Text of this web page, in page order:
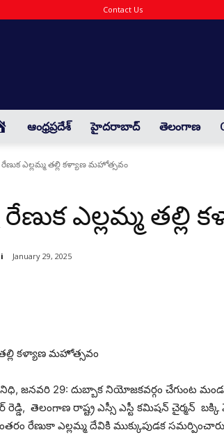
Contact Us
HOMEఆంధ్రప్రదేశ్ హైదరాబాద్ తెలంగాణ
ఎల్లమ్మ తల్లి కళ్యాణ మహోత్సవం
రేణుక ఎల్లమ్మ
January 29, 2025
తల్లి కళ్యాణ మహోత్సవం
జనవరి 29: దుబ్బాక నియోజకవర్గం చేగుంట
రెడ్డి, తెలంగాణ రాష్ట్ర ఎస్సీ ఎస్టీ కమిషన్ చైర్మన్
రేణుకా ఎల్లమ్మ దేవికి ముక్కుపుడక